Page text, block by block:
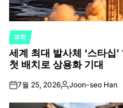
POSTED
IN
과학
세계 최대 발사체 ‘스타십
첫 배치로 상용화 기대
on7월 25, 2026Posted
Joon-seo Han